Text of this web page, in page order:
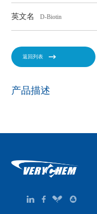
英文名 D-Biotin
返回列表
产品描述